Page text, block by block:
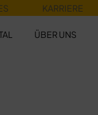
KARRIERE
ÜBER UNS